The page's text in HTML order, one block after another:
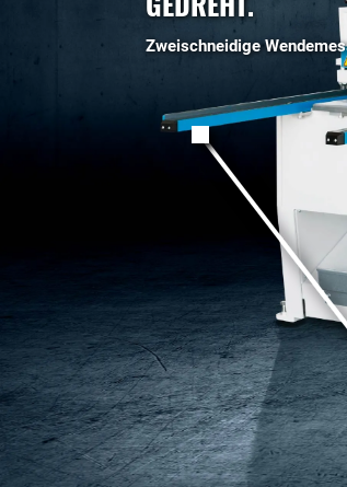
Zweischneidige